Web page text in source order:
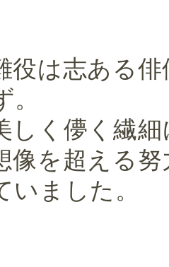
役は志ある
しく儚く繊
像を超える
いました。